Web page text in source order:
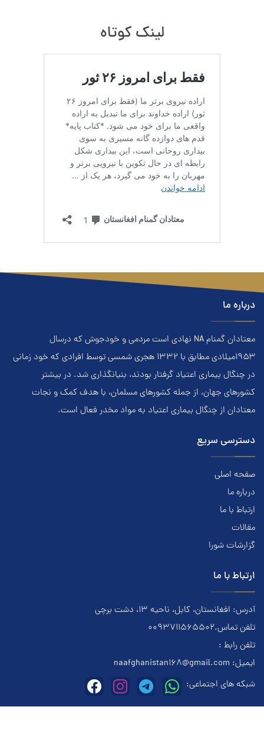
لینک کوتاه
درباره ما
معتادان گمنام NA نهادي است مردمي و خودجوش که درسال
۱۹۵۳ميلادي مطابق با ۱۳۳۲ هجري‌ شمسي توسط افرادي که خود زماني
در چنگال بیماری اعتياد گرفتار بودند، بنيانگذاري شد. در بيشتر
کشور‌هاي جهان، از جمله کشور‌هاي مسلمان، با هدف کمک و نجات
معتادان از چنگال بیماری اعتياد به مواد مخدر فعال است.
دسترسی سریع
صفحه اصلی
درباره ما
ارتباط با ما
مقالات
گزارشات شورا
ارتباط با ما
آدرس: افغانستان، کابل، ناحیه ۱۳، دشت برچی
تلفن تماس.0093711565502
تلفن رابط :
ایمیل: naafghanistan168@gmail.com
شبکه های اجتماعی: